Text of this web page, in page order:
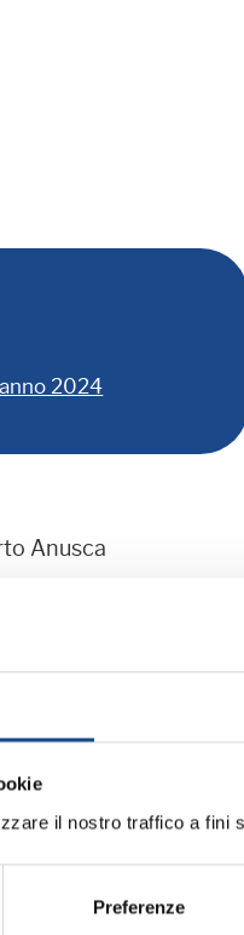
il nostro traffico a fini
Preferenze
2024
Anusca
professionale
(BO) -